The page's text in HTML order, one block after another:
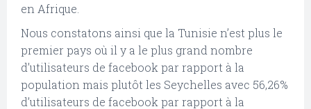
en Afrique.
Nous constatons ainsi que la Tunisie n’est plus le
premier pays où il y a le plus grand nombre
d’utilisateurs de facebook par rapport à la
population mais plutôt les Seychelles avec 56,26%
d’utilisateurs de facebook par rapport à la